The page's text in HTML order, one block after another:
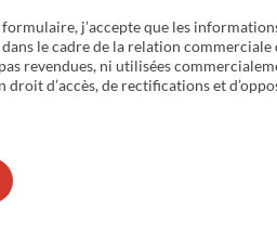
j’accepte que les
le cadre de la relation commerciale
revendues, ni utilisées
droit d’accès, de rectifications et